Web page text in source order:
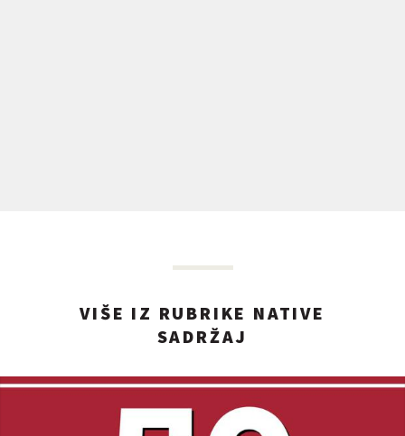
VIŠE IZ RUBRIKE NATIVE
SADRŽAJ